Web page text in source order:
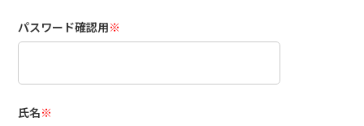
パスワード確認用※
氏名※